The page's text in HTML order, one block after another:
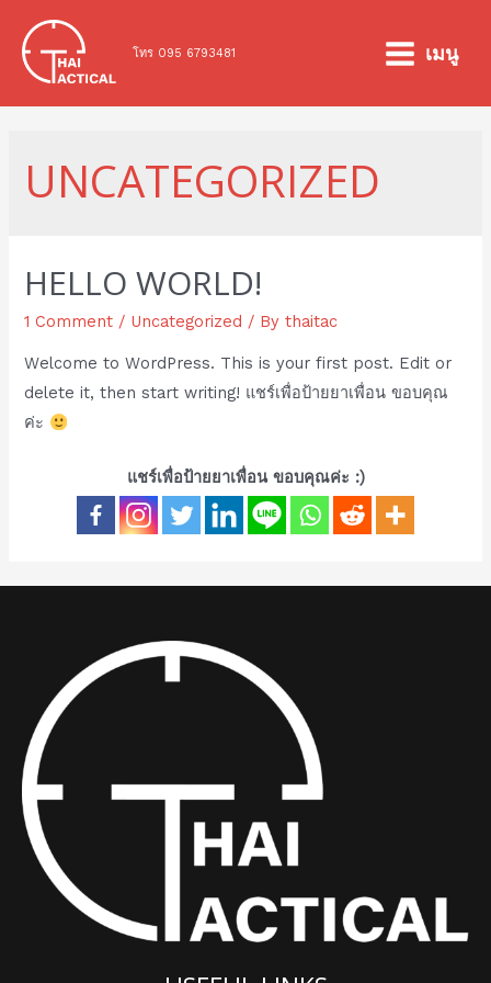
content
โทร 095 6793481
MAIN
MENU
เมนู
UNCATEGORIZED
HELLO WORLD!
1 Comment / Uncategorized / Bythaitac
Welcome to WordPress. This is your first post. Edit or
delete it, then start writing! แชร์เพื่อป้ายยาเพื่อน ขอบคุณ
ค่ะ
แชร์เพื่อป้ายยาเพื่อน ขอบคุณค่ะ :)